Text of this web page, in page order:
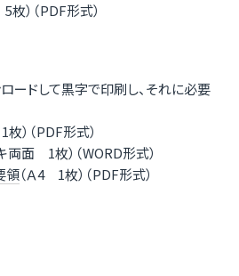
枚）（PDF形式）
ードして黒字で印刷し、それに必要
枚）（PDF形式）
両面 1枚）（WORD形式）
領（Ａ4 1枚）（PDF形式）